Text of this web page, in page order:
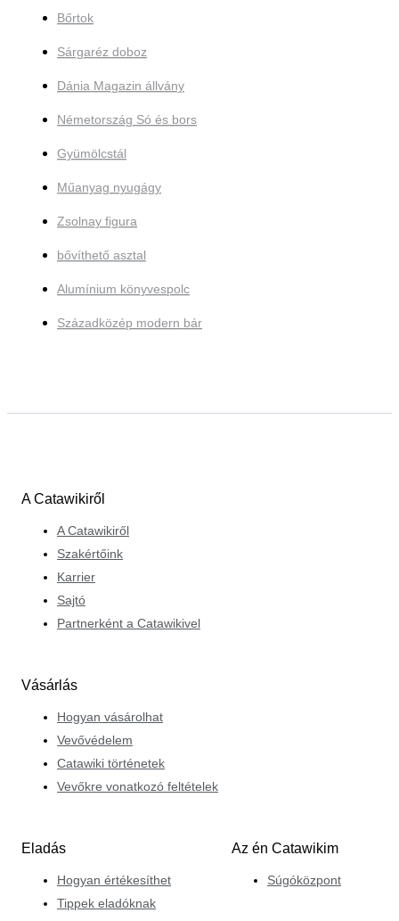
Bőrtok
Sárgaréz doboz
Dánia Magazin állvány
Németország Só és bors
Gyümölcstál
Műanyag nyugágy
Zsolnay figura
bővíthető asztal
Alumínium könyvespolc
Századközép modern bár
A Catawikiről
A Catawikiről
Szakértőink
Karrier
Sajtó
Partnerként a Catawikivel
Vásárlás
Hogyan vásárolhat
Vevővédelem
Catawiki történetek
Vevőkre vonatkozó feltételek
Eladás
Hogyan értékesíthet
Tippek eladóknak
Az én Catawikim
Súgóközpont